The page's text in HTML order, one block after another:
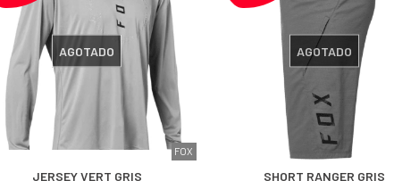
FOX
AGOTADO
JERSEY VERT GRIS
AGOTADO
SHORT RANGER GRIS